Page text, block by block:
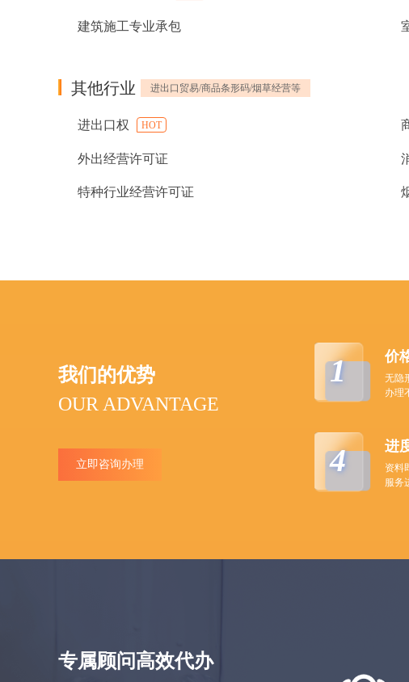
建筑施工专业承包
其他行业 进出口贸易/商品条形码/烟草经营等
进出口权 HOT
外出经营许可证
特种行业经营许可证
我们的优势
OUR ADVANTAGE
立即咨询办理
1 价
无隐
办理
4 进
资料
服务
专属顾问高效代办